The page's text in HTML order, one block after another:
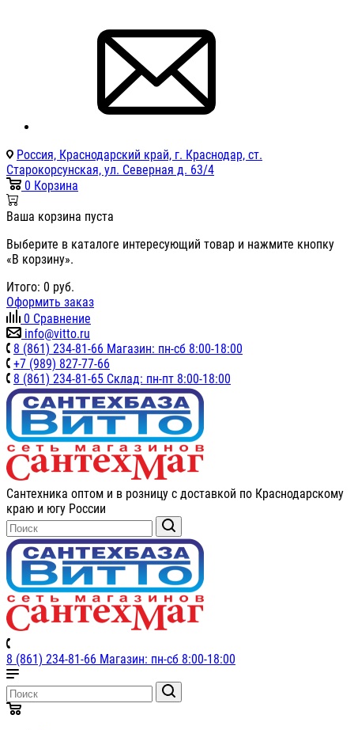
Россия, Краснодарский край, г. Краснодар, ст.
Старокорсунская, ул. Северная д. 63/4
0 Корзина
Ваша корзина пуста
Выберите в каталоге интересующий товар и нажмите кнопку
«В корзину».
Итого: 0 руб.
Оформить заказ
0 Сравнение
info@vitto.ru
8 (861) 234-81-66 Магазин: пн-сб 8:00-18:00
+7 (989) 827-77-66
8 (861) 234-81-65 Склад: пн-пт 8:00-18:00
Сантехника оптом и в розницу с доставкой по Краснодарскому
краю и югу России
8 (861) 234-81-66 Магазин: пн-сб 8:00-18:00